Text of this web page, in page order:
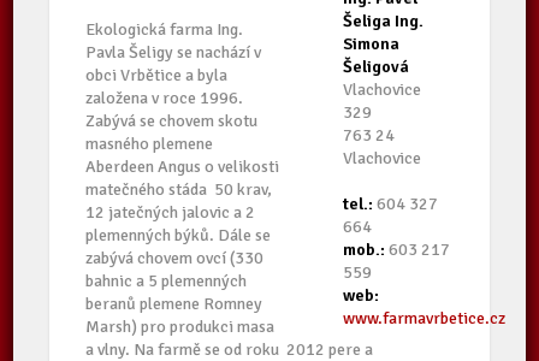
Šeliga Ing.
Simona
Šeligová
Vlachovice
329
763 24
Vlachovice
tel.: 604 327
664
mob.: 603 217
559
web:
www.farmavrbetice.cz
Ekologická farma Ing.
Pavla Šeligy se nachází v
obci Vrbětice a byla
založena v roce 1996.
Zabývá se chovem skotu
masného plemene
Aberdeen Angus o velikosti
matečného stáda 50 krav,
12 jatečných jalovic a 2
plemenných býků. Dále se
zabývá chovem ovcí (330
bahnic a 5 plemenných
beranů plemene Romney
Marsh) pro produkci masa
a vlny. Na farmě se od roku 2012 pere a